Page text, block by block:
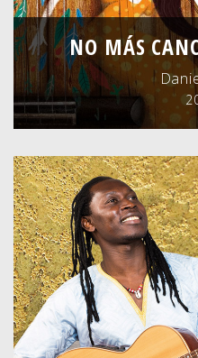
NO MÁS